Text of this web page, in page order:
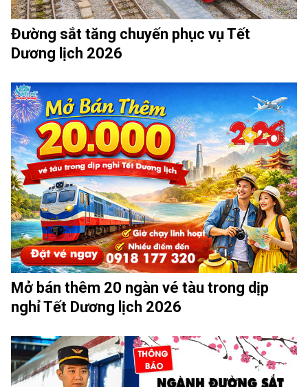
Đường sắt tăng chuyến phục vụ Tết
Dương lịch 2026
Mở bán thêm 20 ngàn vé tàu trong dịp
nghỉ Tết Dương lịch 2026